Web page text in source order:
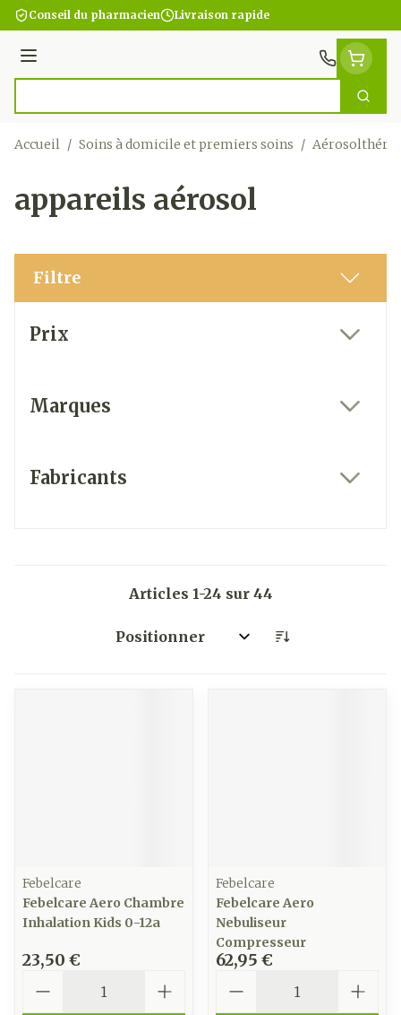
Aller au contenu
Conseil du pharmacien Livraison rapide
Menu
Accueil / Soins à domicile et premiers soins /
appareils aérosol
Filtre
Prix
Marques
Fabricants
Articles 1-24 sur 44
Trier par:
Febelcare
Febelcare Aero Chambre
Inhalation Kids 0-12a
23,50 €
Febelcare
Febelcare Aero
Nebuliseur
Compresseur
62,95 €